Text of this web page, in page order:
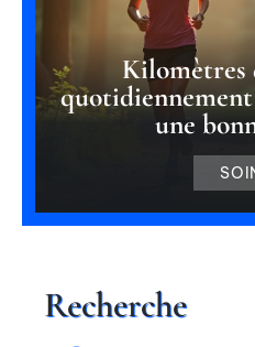
Kilomètres
une
Recherche